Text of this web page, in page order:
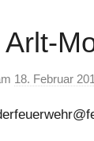
18. Februar